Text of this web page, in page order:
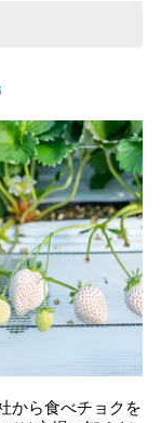
から食べチョクを